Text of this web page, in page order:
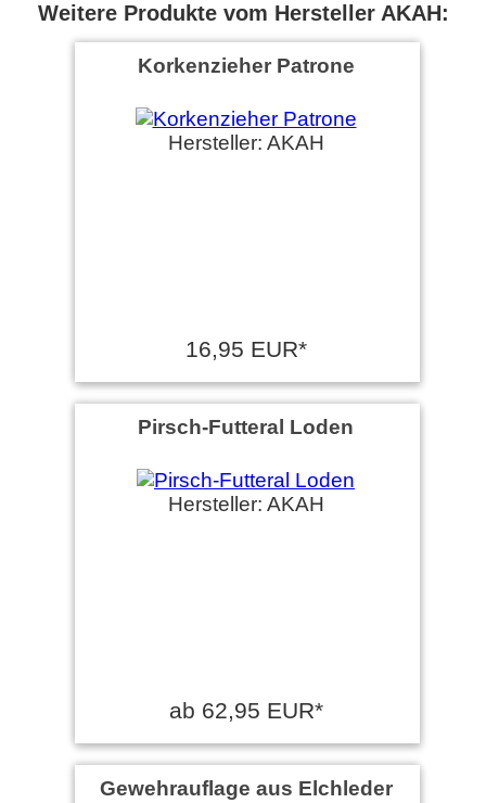
Weitere Produkte vom Hersteller AKAH:
Korkenzieher Patrone
Hersteller: AKAH
16,95 EUR*
Pirsch-Futteral Loden
Hersteller: AKAH
ab 62,95 EUR*
Gewehrauflage aus Elchleder